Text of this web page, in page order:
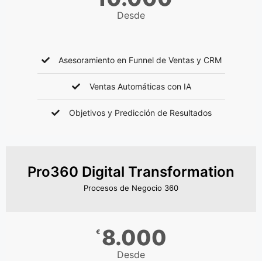
Desde
Asesoramiento en Funnel de Ventas y CRM
Ventas Automáticas con IA
Objetivos y Predicción de Resultados
Pro360 Digital Transformation
Procesos de Negocio 360
€ 8.000
Desde